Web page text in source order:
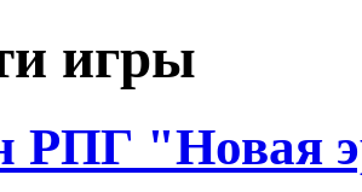
игры
РПГ "Новая